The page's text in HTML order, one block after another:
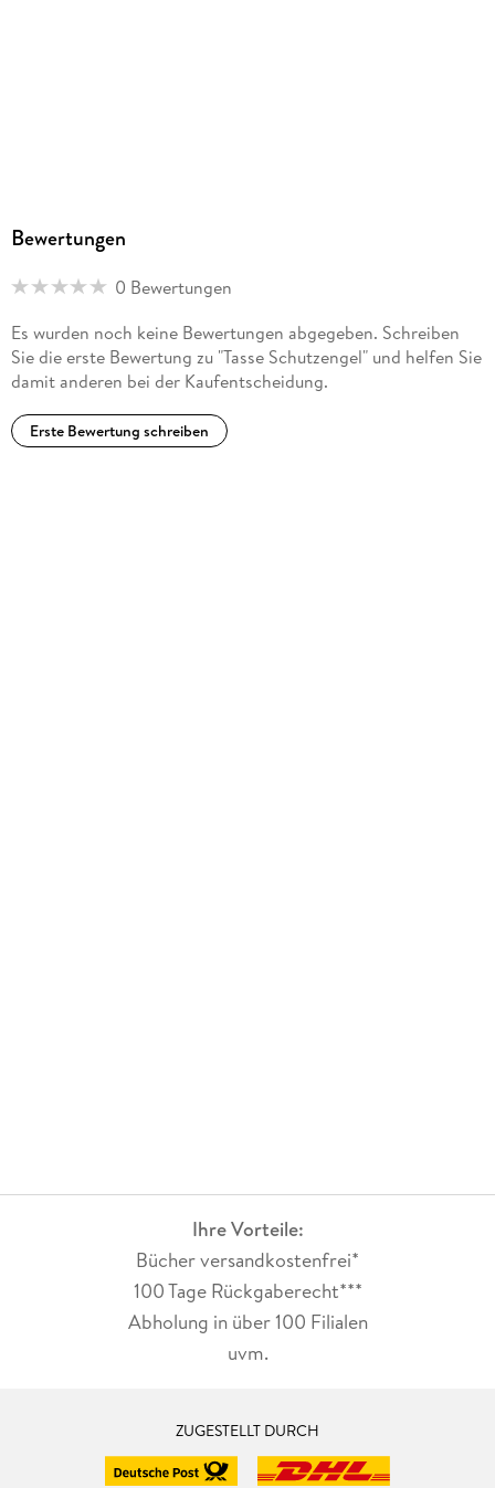
Bewertungen
0 Bewertungen
Es wurden noch keine Bewertungen abgegeben. Schreiben
Sie die erste Bewertung zu "Tasse Schutzengel" und helfen Sie
damit anderen bei der Kaufentscheidung.
Erste Bewertung schreiben
Ihre Vorteile:
Bücher versandkostenfrei*
100 Tage Rückgaberecht***
Abholung in über 100 Filialen
uvm.
ZUGESTELLT DURCH